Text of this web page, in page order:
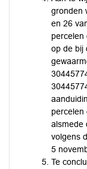
gronden
en 26
percelen
op de bij
percelen
alsmede
volgens
5
Te